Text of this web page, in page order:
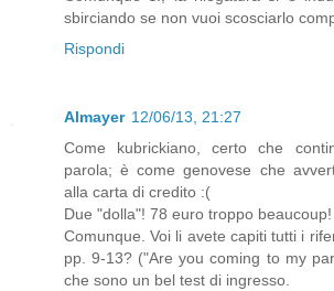
sbirciando se non vuoi scosciarlo
Rispondi
Almayer 12/06/13, 21:27
Come kubrickiano, certo che
parola; è come genovese che
alla carta di credito :(
Due "dolla"! 78 euro troppo beaucoup!
Comunque. Voi li avete capiti tutti i
pp. 9-13? ("Are you coming to my
che sono un bel test di ingresso.